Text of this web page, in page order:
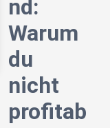
nd:
Warum
du
nicht
profitab